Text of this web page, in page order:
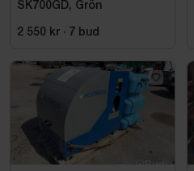
SK700GD, Grön
2 550 kr · 7 bud